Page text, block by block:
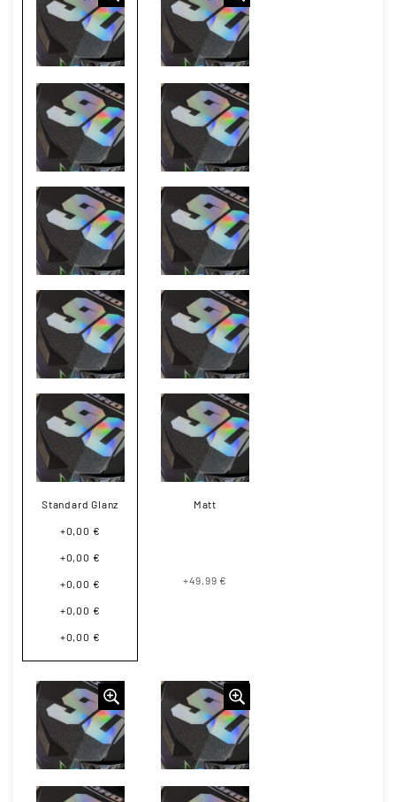
Standard Glanz
+0,00 €
+0,00 €
+0,00 €
+0,00 €
+0,00 €
Matt
+49,99 €